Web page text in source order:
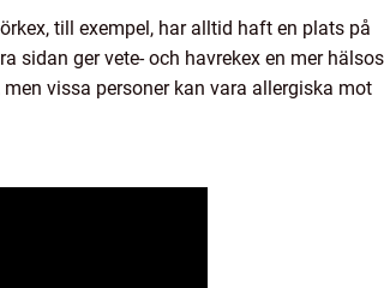
till exempel, har alltid haft en plats på
sidan ger vete- och havrekex en mer
vissa personer kan vara allergiska mot